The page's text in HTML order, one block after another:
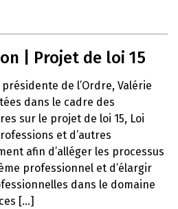
| Projet de loi 15
de l’Ordre, Valérie
dans le cadre des
sur le projet de loi 15, Loi
et d’autres
afin d’alléger les processus
professionnel et d’élargir
dans le domaine
[...]